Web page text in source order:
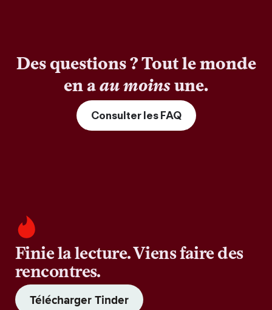
Des questions ? Tout le monde
en aau moinsune.
Consulter les FAQ
Finie la lecture. Viens faire des
rencontres.
Télécharger Tinder